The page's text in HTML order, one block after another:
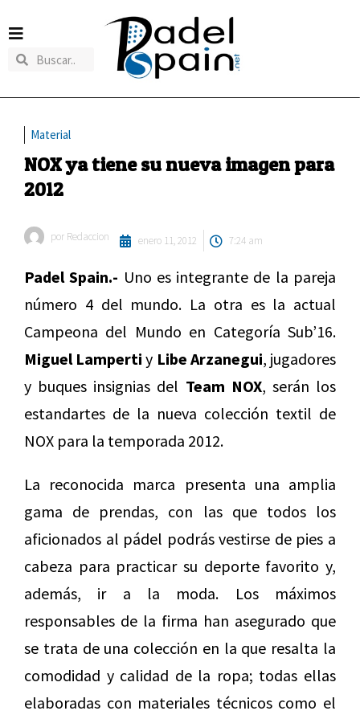
Material
NOX ya tiene su nueva imagen para
2012
por Redaccion enero 11, 2012 7:24 am
Padel Spain.- Uno es integrante de la pareja
número 4 del mundo. La otra es la actual
Campeona del Mundo en Categoría Sub’16.
Miguel Lamperti y Libe Arzanegui, jugadores
y buques insignias del Team NOX, serán los
estandartes de la nueva colección textil de
NOX para la temporada 2012.
La reconocida marca presenta una amplia
gama de prendas, con las que todos los
aficionados al pádel podrás vestirse de pies a
cabeza para practicar su deporte favorito y,
además, ir a la moda. Los máximos
responsables de la firma han asegurado que
se trata de una colección en la que resalta la
comodidad y calidad de la ropa; todas ellas
elaboradas con materiales técnicos como el